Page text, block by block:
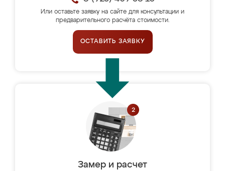
Или оставьте заявку на сайте для консультации и
предварительного расчёта стоимости.
ОСТАВИТЬ ЗАЯВКУ
Замер и расчет